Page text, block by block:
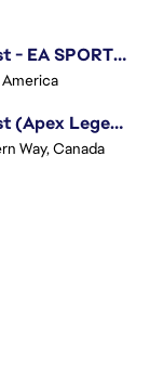
Senior Technical Artist - EA SPORTS Technology
Senior Technical Artist (Apex Legends)
Way, Canada